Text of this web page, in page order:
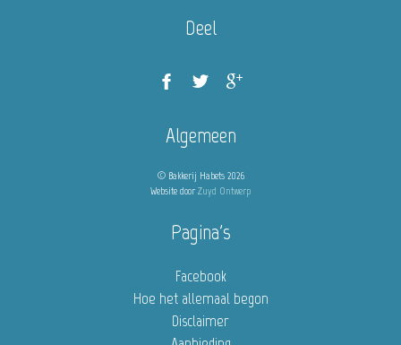
Deel
Algemeen
© Bakkerij Habets 2026
Website door Zuyd Ontwerp
Pagina's
Facebook
Hoe het allemaal begon
Disclaimer